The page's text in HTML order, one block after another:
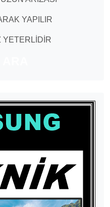
YAPILIR
YETERLİDİR